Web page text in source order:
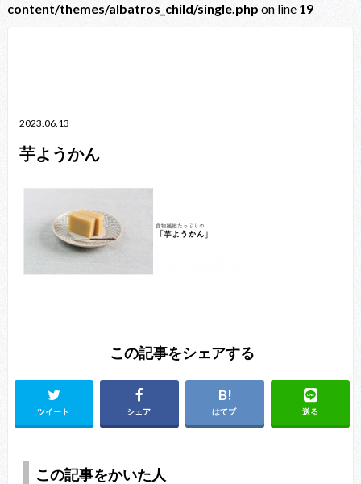
content/themes/albatros_child/single.php on line 19
2023.06.13
芋ようかん
この記事をシェアする
ツイート シェア はてブ 送る
この記事をかいた人